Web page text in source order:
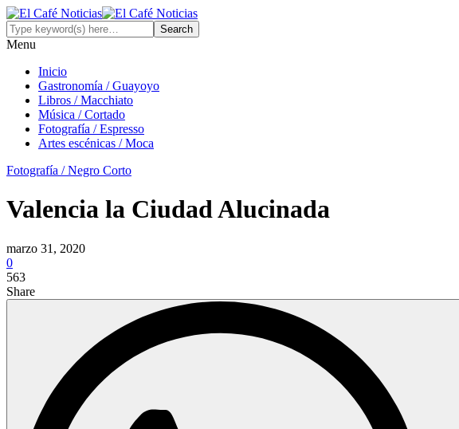
Menu
Inicio
Gastronomía / Guayoyo
Libros / Macchiato
Música / Cortado
Fotografía / Espresso
Artes escénicas / Moca
Fotografía / Negro Corto
Valencia la Ciudad Alucinada
marzo 31, 2020
0
563
Share